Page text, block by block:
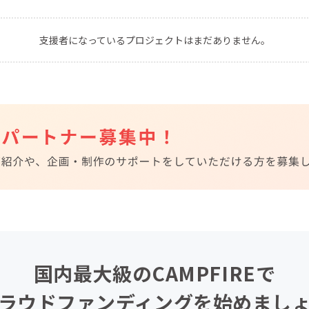
CAMPFIRE for Social Good
CAMPFIRE Creation
CAMPFIREふるさと納税
machi-ya コミュニティ
支援者になっているプロジェクトはまだありません。
国内最大級のCAMPFIREで
ウドファンディングを始めまし